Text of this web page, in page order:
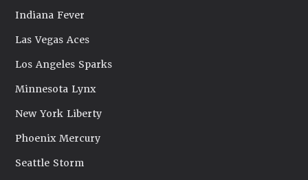
Indiana Fever
Las Vegas Aces
Los Angeles Sparks
Minnesota Lynx
New York Liberty
Phoenix Mercury
Seattle Storm